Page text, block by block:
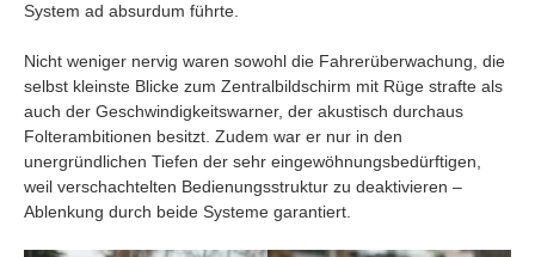
System ad absurdum führte.
Nicht weniger nervig waren sowohl die Fahrerüberwachung, die
selbst kleinste Blicke zum Zentralbildschirm mit Rüge strafte als
auch der Geschwindigkeitswarner, der akustisch durchaus
Folterambitionen besitzt. Zudem war er nur in den
unergründlichen Tiefen der sehr eingewöhnungsbedürftigen,
weil verschachtelten Bedienungsstruktur zu deaktivieren –
Ablenkung durch beide Systeme garantiert.